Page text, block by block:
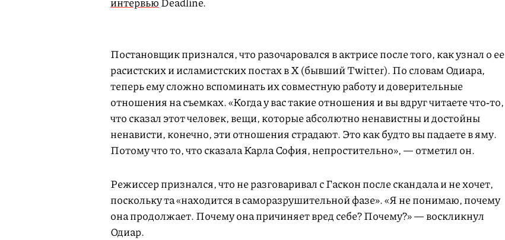
Постановщик признался, что разочаровался в актрисе после того, как узнал о ее
расистских и исламистских постах в X (бывший Twitter). По словам Одиара,
теперь ему сложно вспоминать их совместную работу и доверительные
отношения на съемках. «Когда у вас такие отношения и вы вдруг читаете что‑то,
что сказал этот человек, вещи, которые абсолютно ненавистны и достойны
ненависти, конечно, эти отношения страдают. Это как будто вы падаете в яму.
Потому что то, что сказала Карла София, непростительно», — отметил он.
Режиссер признался, что не разговаривал с Гаскон после скандала и не хочет,
поскольку та «находится в саморазрушительной фазе». «Я не понимаю, почему
она продолжает. Почему она причиняет вред себе? Почему?» — воскликнул
Одиар.